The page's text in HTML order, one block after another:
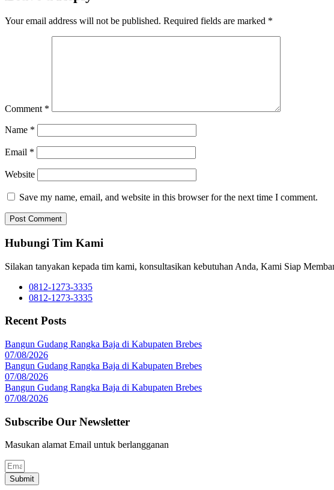
Your email address will not be published. Required fields are marked *
Comment *
Name *
Email *
Website
Save my name, email, and website in this browser for the next time I comment.
Hubungi Tim Kami
Silakan tanyakan kepada tim kami, konsultasikan kebutuhan Anda, Kami Siap
0812-1273-3335
0812-1273-3335
Recent Posts
Bangun Gudang Rangka Baja di Kabupaten Brebes
07/08/2026
Bangun Gudang Rangka Baja di Kabupaten Brebes
07/08/2026
Bangun Gudang Rangka Baja di Kabupaten Brebes
07/08/2026
Subscribe Our Newsletter
Masukan alamat Email untuk berlangganan
Submit